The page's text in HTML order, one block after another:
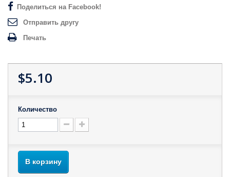
Поделиться на Facebook!
Отправить другу
Печать
$5.10
Количество
В корзину